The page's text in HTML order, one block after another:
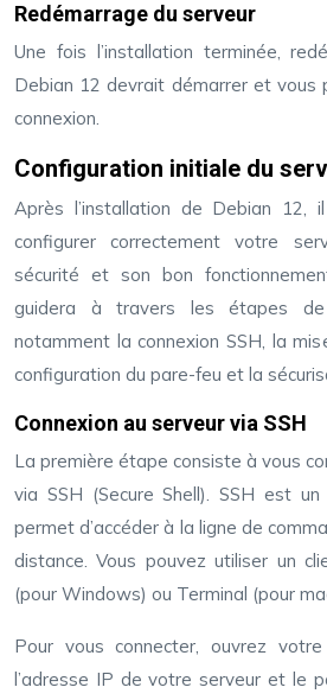
Redémarrage du serveur
Une fois l’installation terminée,
Debian 12 devrait démarrer et vous
connexion.
Configuration initiale du
Après l’installation de Debian 12,
configurer correctement votre
sécurité et son bon
guidera à travers les étapes de
notamment la connexion SSH, la
configuration du pare-feu et la
Connexion au serveur via SSH
La première étape consiste à vous
via SSH (Secure Shell). SSH est
permet d’accéder à la ligne de
distance. Vous pouvez utiliser un
(pour Windows) ou Terminal (pour
Pour vous connecter, ouvrez
l’adresse IP de votre serveur et le